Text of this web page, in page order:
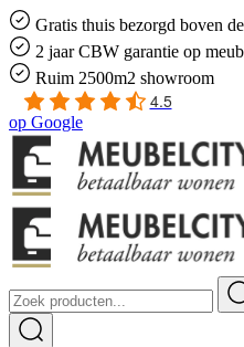
Gratis thuis bezorgd boven
2 jaar CBW garantie op
Ruim 2500m2 showroom
4.5
op Google